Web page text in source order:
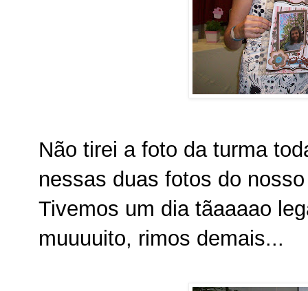
Não tirei a foto da turma
nessas duas fotos do
Tivemos um dia tãaaaao
muuuuito, rimos demais...